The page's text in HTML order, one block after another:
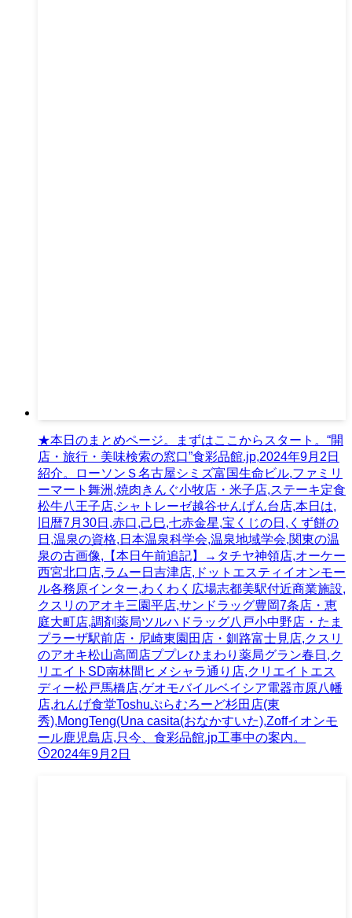
★本日のまとめページ。まずはここからスタート。“開
店・旅行・美味検索の窓口”食彩品館.jp,2024年9月2日
紹介。ローソンＳ名古屋シミズ富国生命ビル,ファミリ
ーマート舞洲,焼肉きんぐ小牧店・米子店,ステーキ定食
松牛八王子店,シャトレーゼ越谷せんげん台店,本日は,
旧暦7月30日,赤口,己巳,七赤金星,宝くじの日,くず餅の
日,温泉の資格,日本温泉科学会,温泉地域学会,関東の温
泉の古画像,【本日午前追記】→タチヤ神領店,オーケー
西宮北口店,ラムー日吉津店,ドットエスティイオンモー
ル各務原インター,わくわく広場志都美駅付近商業施設,
クスリのアオキ三園平店,サンドラッグ豊岡7条店・恵
庭大町店,調剤薬局ツルハドラッグ八戸小中野店・たま
プラーザ駅前店・尼崎東園田店・釧路富士見店,クスリ
のアオキ松山高岡店ププレひまわり薬局グラン春日,ク
リエイトSD南林間ヒメシャラ通り店,クリエイトエス
ディー松戸馬橋店,ゲオモバイルベイシア電器市原八幡
店,れんげ食堂Toshuぷらむろーど杉田店(東
秀),MongTeng(Una casita(おなかすいた),Zoffイオンモ
ール鹿児島店,只今、食彩品館.jp工事中の案内。
2024年9月2日